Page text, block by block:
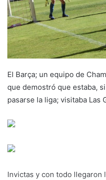
m
a
l
El Barça; un equipo de
que demostró que estaba,
pasarse la liga; visitaba Las
Invictas y con todo llegaron